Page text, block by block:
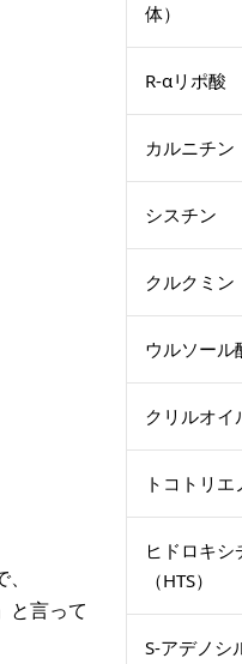
と言って
体）
R-αリポ酸
カルニチン
シスチン
クルクミン
ウルソール
クリルオイ
トコトリエ
ヒドロキ
（HTS）
S-アデノシ